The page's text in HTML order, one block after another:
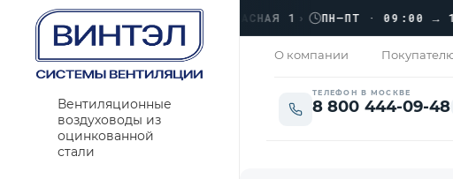
› ЛЮБЕРЦЫ, УЛ. КРАСНАЯ 1› ПН–ПТ · 09:00 → 18:00
О компании
ТЕЛЕФОН В МОСКВЕ
8 800 444-09-48
Вентиляционные
воздуховоды из
оцинкованной
стали